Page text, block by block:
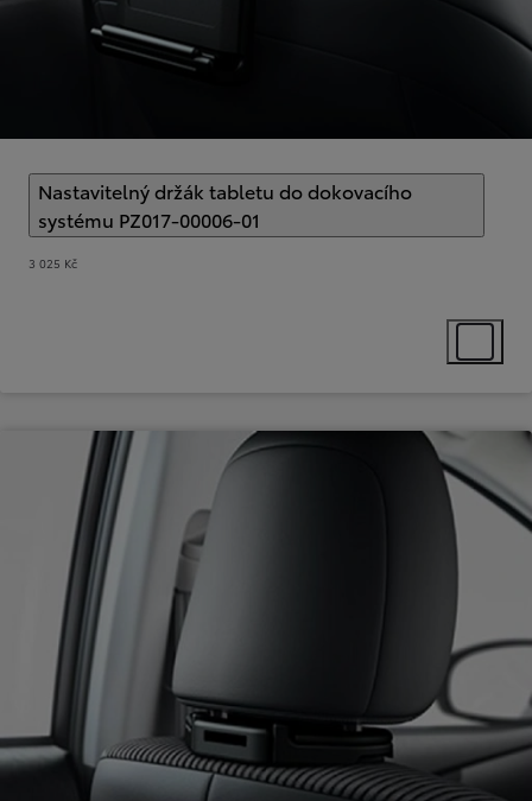
Nastavitelný držák tabletu do dokovacího
systému PZ017-00006-01
3 025 Kč